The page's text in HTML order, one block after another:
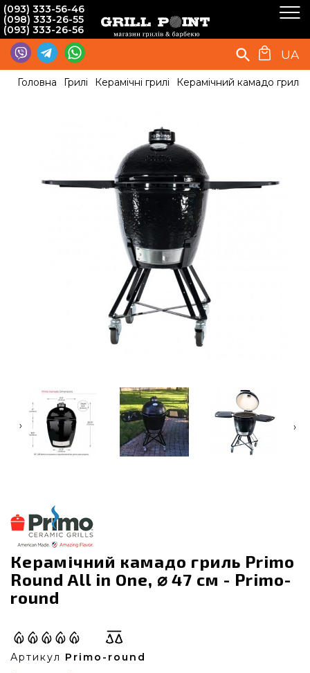
(093) 333-56-46
(098) 333-26-55
(093) 333-26-56
UA
Головна Грилі Керамічні грилі Керамічний камадо
‹ ›
Керамічний камадо гриль Primo
Round All in One, ⌀ 47 см - Primo-
round
Артикул Primo-round